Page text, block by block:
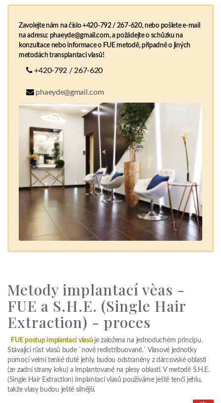
Zavolejte nám na číslo +420-792 / 267-620, nebo pošlete e-mail
na adresu: phaeyde@gmail.com, a požádejte o schůzku na
konzultace nebo informace o FUE metodě, případně o jiných
metodách transplantaci vlasů!
+420-792 / 267-620
phaeyde@gmail.com
Metody implantací vèas -
FUE a S.H.E. (Single Hair
Extraction) - proces
FUE postup implantací vlasů je založena na jednoduchém principu.
Stávající růst vlasů bude `nově redistribuované.` Vlasové jednotky
pomocí velmi tenké duté jehly, budou odstraněny z dárcovské oblasti
(ze zadní strany krku) a implantované na plesy oblasti. V metodě S.H.E.
(Single Hair Extraction) implantací vlasů používáme ještě tenčí jehlu,
takže vlasy budou ještě silnější.